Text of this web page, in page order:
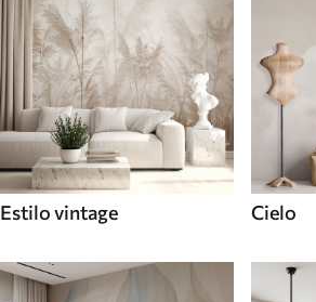
Estilo vintage Cielo